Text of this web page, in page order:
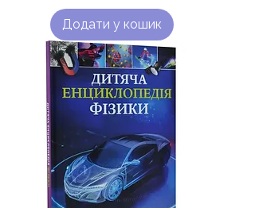
Додати у кошик